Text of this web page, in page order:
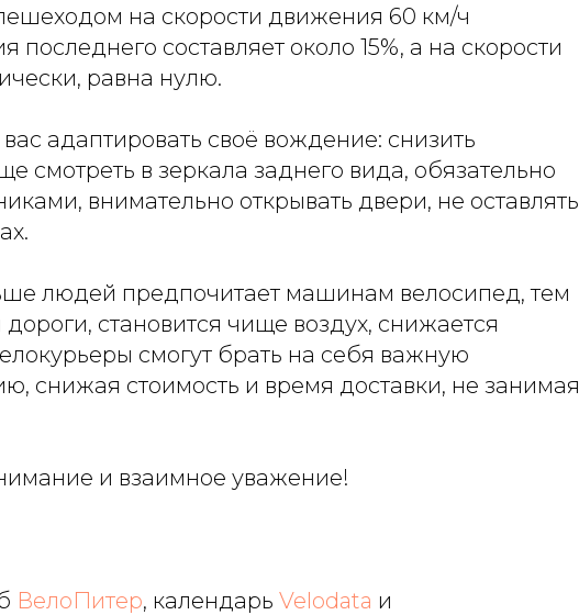
на скорости движения 60 км/ч
последнего составляет около 15%, а на скорости
равна нулю.
адаптировать своё вождение: снизить
смотреть в зеркала заднего вида, обязательно
внимательно открывать двери, не оставлять
людей предпочитает машинам велосипед, тем
становится чище воздух, снижается
смогут брать на себя важную
снижая стоимость и время доставки, не занимая
и взаимное уважение!
ВелоПитер, календарь Velodata и